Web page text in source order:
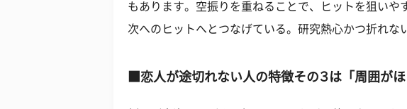
もあります。空振りを重ねることで、ヒットを狙いや
次へのヒットへとつなげている。研究熱心かつ折れな
■恋人が途切れない人の特徴その３は「周囲がほ